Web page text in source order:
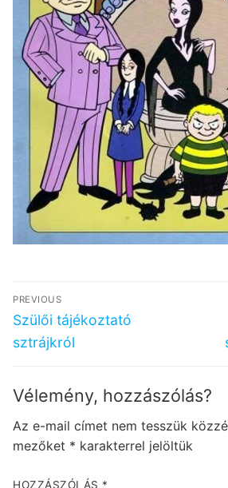
Bejegyzés
navigáció
PREVIOUS
Previous
post:
Szülői tájékoztató
sztrájkról
Vélemény, hozzászólás?
Az e-mail címet nem tesszük
mezőket * karakterrel jelöltük
HOZZÁSZÓLÁS *